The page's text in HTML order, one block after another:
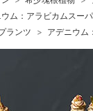
ウム：アラビカムス
ランツ アデニウ